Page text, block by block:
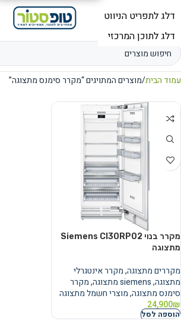
תפריט
עמוד הבית מוצרים המתויגים “מקרר סימנס מתצוגה”
מקרר ‏בנוי Siemens CI30RP02
מתצוגה
מקררים מתצוגה,מקרר אינטגרלי
מתצוגה,siemens מתצוגה ,מקרר
סימנס מתצוגה,מוצרי חשמל מתצוגה
24,900₪
הוספה לסל